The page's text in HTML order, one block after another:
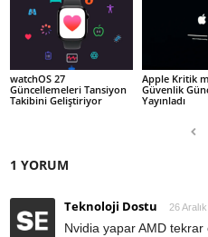
watchOS 27
Güncellemeleri Tansiyon
Takibini Geliştiriyor
Apple Kritik
Güvenlik
Yayınladı
1 YORUM
Teknoloji Dostu 26
Nvidia yapar AMD